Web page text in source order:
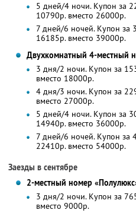
5 дней/4 ночи. Купон за
10790р. вместо 26000р.
7 дней/6 ночей. Купон за
16185р. вместо 39000р.
Двухкомнатный 4-местный
3 дня/2 ночи. Купон за
вместо 18000р.
4 дня/3 ночи. Купон за
вместо 27000р.
5 дней/4 ночи. Купон за
14940р. вместо 36000р.
7 дней/6 ночей. Купон за
22410р. вместо 54000р.
Заезды в сентябре
2-местный номер
3 дня/2 ночи. Купон за
вместо 9000р.